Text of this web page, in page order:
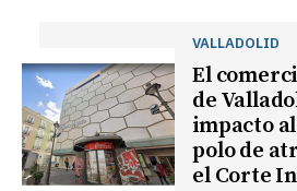
VALLADOLID
El
de
impacto
polo de
el Corte